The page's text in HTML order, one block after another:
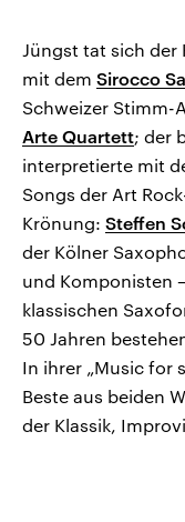
Jüngst tat sich der
mit dem Sirocco
Schweizer Stimm-
Arte Quartett; der
interpretierte mit
Songs der Art
Krönung: Steffen
der Kölner
und Komponisten
klassischen
50 Jahren
In ihrer „Music for
Beste aus beiden
der Klassik,